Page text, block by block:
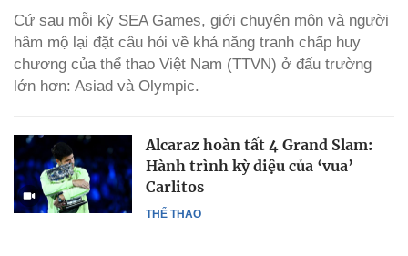
Cứ sau mỗi kỳ SEA Games, giới chuyên môn và người
hâm mộ lại đặt câu hỏi về khả năng tranh chấp huy
chương của thể thao Việt Nam (TTVN) ở đấu trường
lớn hơn: Asiad và Olympic.
THỂ THAO
Alcaraz hoàn tất 4 Grand Slam:
Hành trình kỳ diệu của ‘vua’
Carlitos